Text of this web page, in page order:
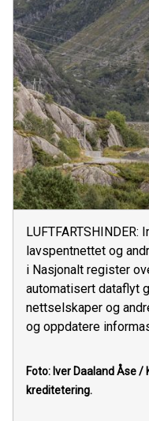
lavspentnettet og
i Nasjonalt register
automatisert dataflyt
nettselskaper og
og oppdatere
Foto: Iver Daaland Åse /
kreditetering.